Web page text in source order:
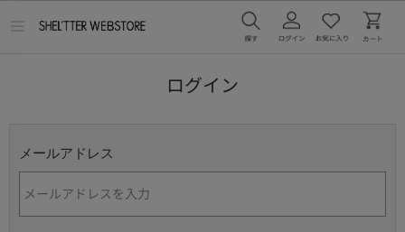
ログイン
メールアドレス